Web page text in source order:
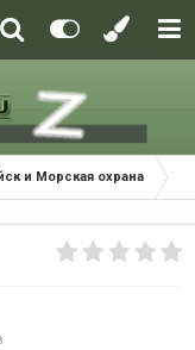
и Морская охрана